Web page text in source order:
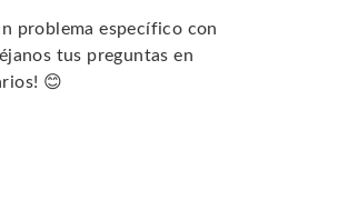
problema específico con
tus preguntas en
😊